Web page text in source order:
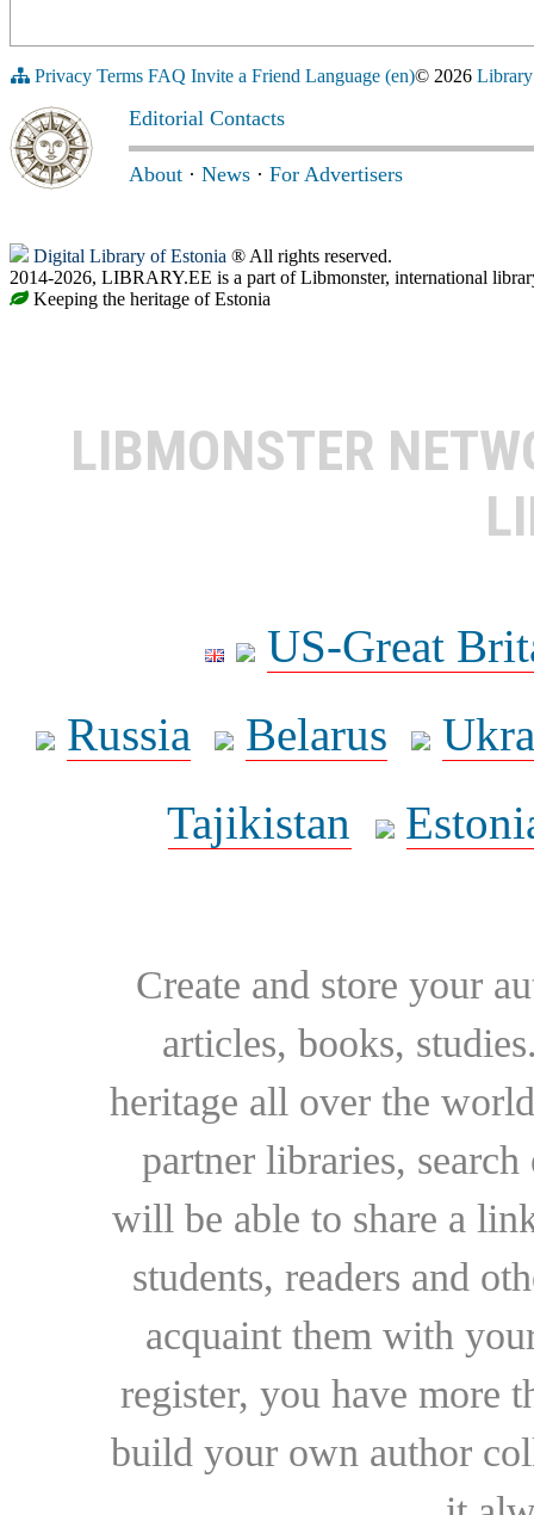
Privacy Terms FAQ Invite a Friend Language (en)© 2026
Editorial Contacts
About · News · For Advertisers
Digital Library of Estonia ® All rights reserved.
2014-2026, LIBRARY.EE is a part of Libmonster, international
Keeping the heritage of Estonia
LIBMONSTER
US-Great
Russia
Belarus
Tajikistan
Create and store your
articles, books,
heritage all over the
partner libraries,
will be able to share a
students, readers and
acquaint them with
register, you have more
build your own author